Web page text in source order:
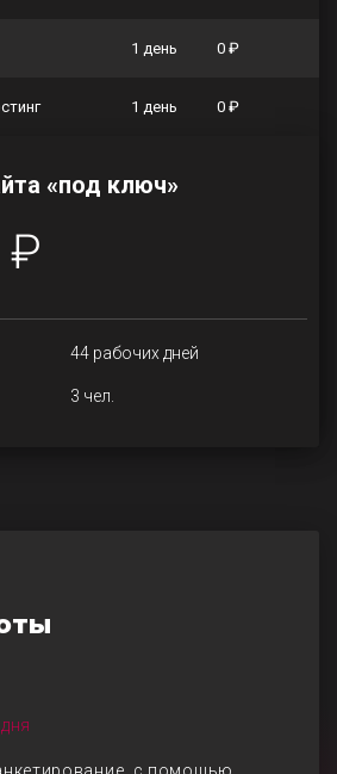
1 день 0 ₽
1 день 0 ₽
«под ключ»
₽
44 рабочих дней
3 чел.